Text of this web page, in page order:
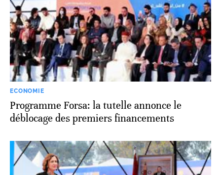
ECONOMIE
Programme Forsa: la tutelle annonce le
déblocage des premiers financements